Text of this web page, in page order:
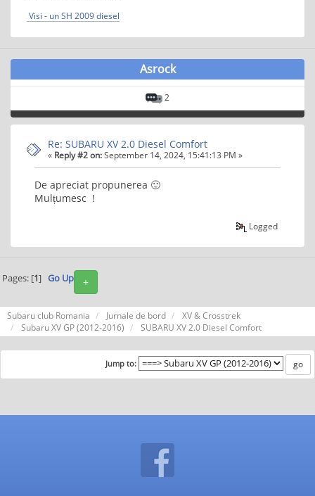
Visi - un SH 2009 diesel
Asrock
2
Re: SUBARU XV 2.0 Diesel Comfort
« Reply #2 on:September 14, 2024, 15:41:13 PM »
De apreciat propunerea 🙂
Mulțumesc !
Logged
+
Pages: [1] Go Up
Subaru club Romania Jurnale de bord
XV & Crosstrek
Subaru XV GP (2012-2016)
SUBARU XV 2.0 Diesel Comfort
Jump to: